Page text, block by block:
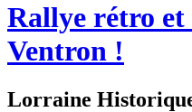
Rallye rétro
Ventron !
Lorraine Historique